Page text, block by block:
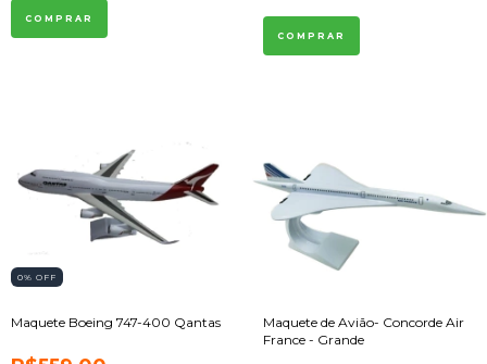
0% OFF
Maquete Boeing 747-400 Qantas
Maquete de Avião- Concorde Air
France - Grande